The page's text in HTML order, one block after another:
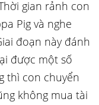
gian rảnh con
Pig và nghe
đoạn này đánh
được một số
thì con chuyển
không mua tài